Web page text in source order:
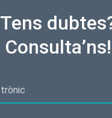
Tens
Consulta’ns!